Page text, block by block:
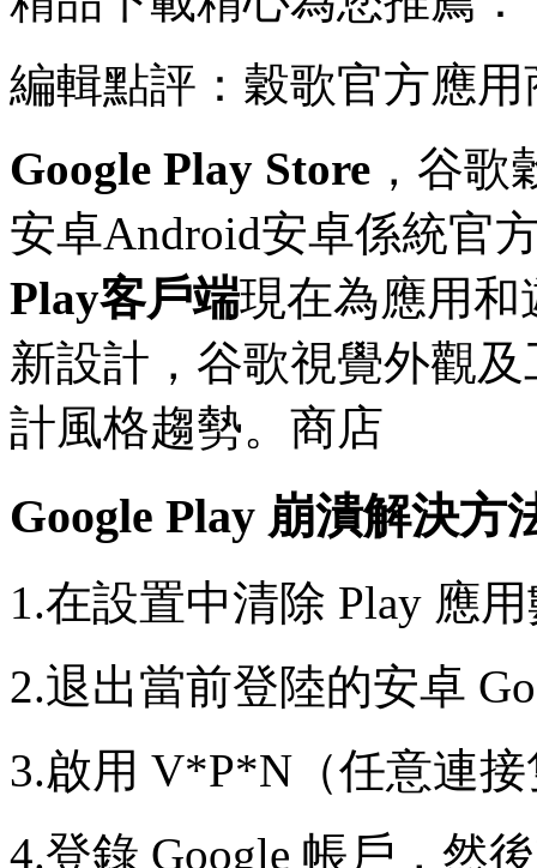
編輯點評：穀歌官方應用
Google Play Store ，谷
安卓Android安卓係統官
Play客戶端現在為應用和
新設計，谷歌視覺外觀
計風格趨勢。商店
Google Play 崩潰解決方
1.在設置中清除 Play 應
2.退出當前登陸的安卓
3.啟用 V*P*N（任意連
4.登錄 Google 帳戶，然